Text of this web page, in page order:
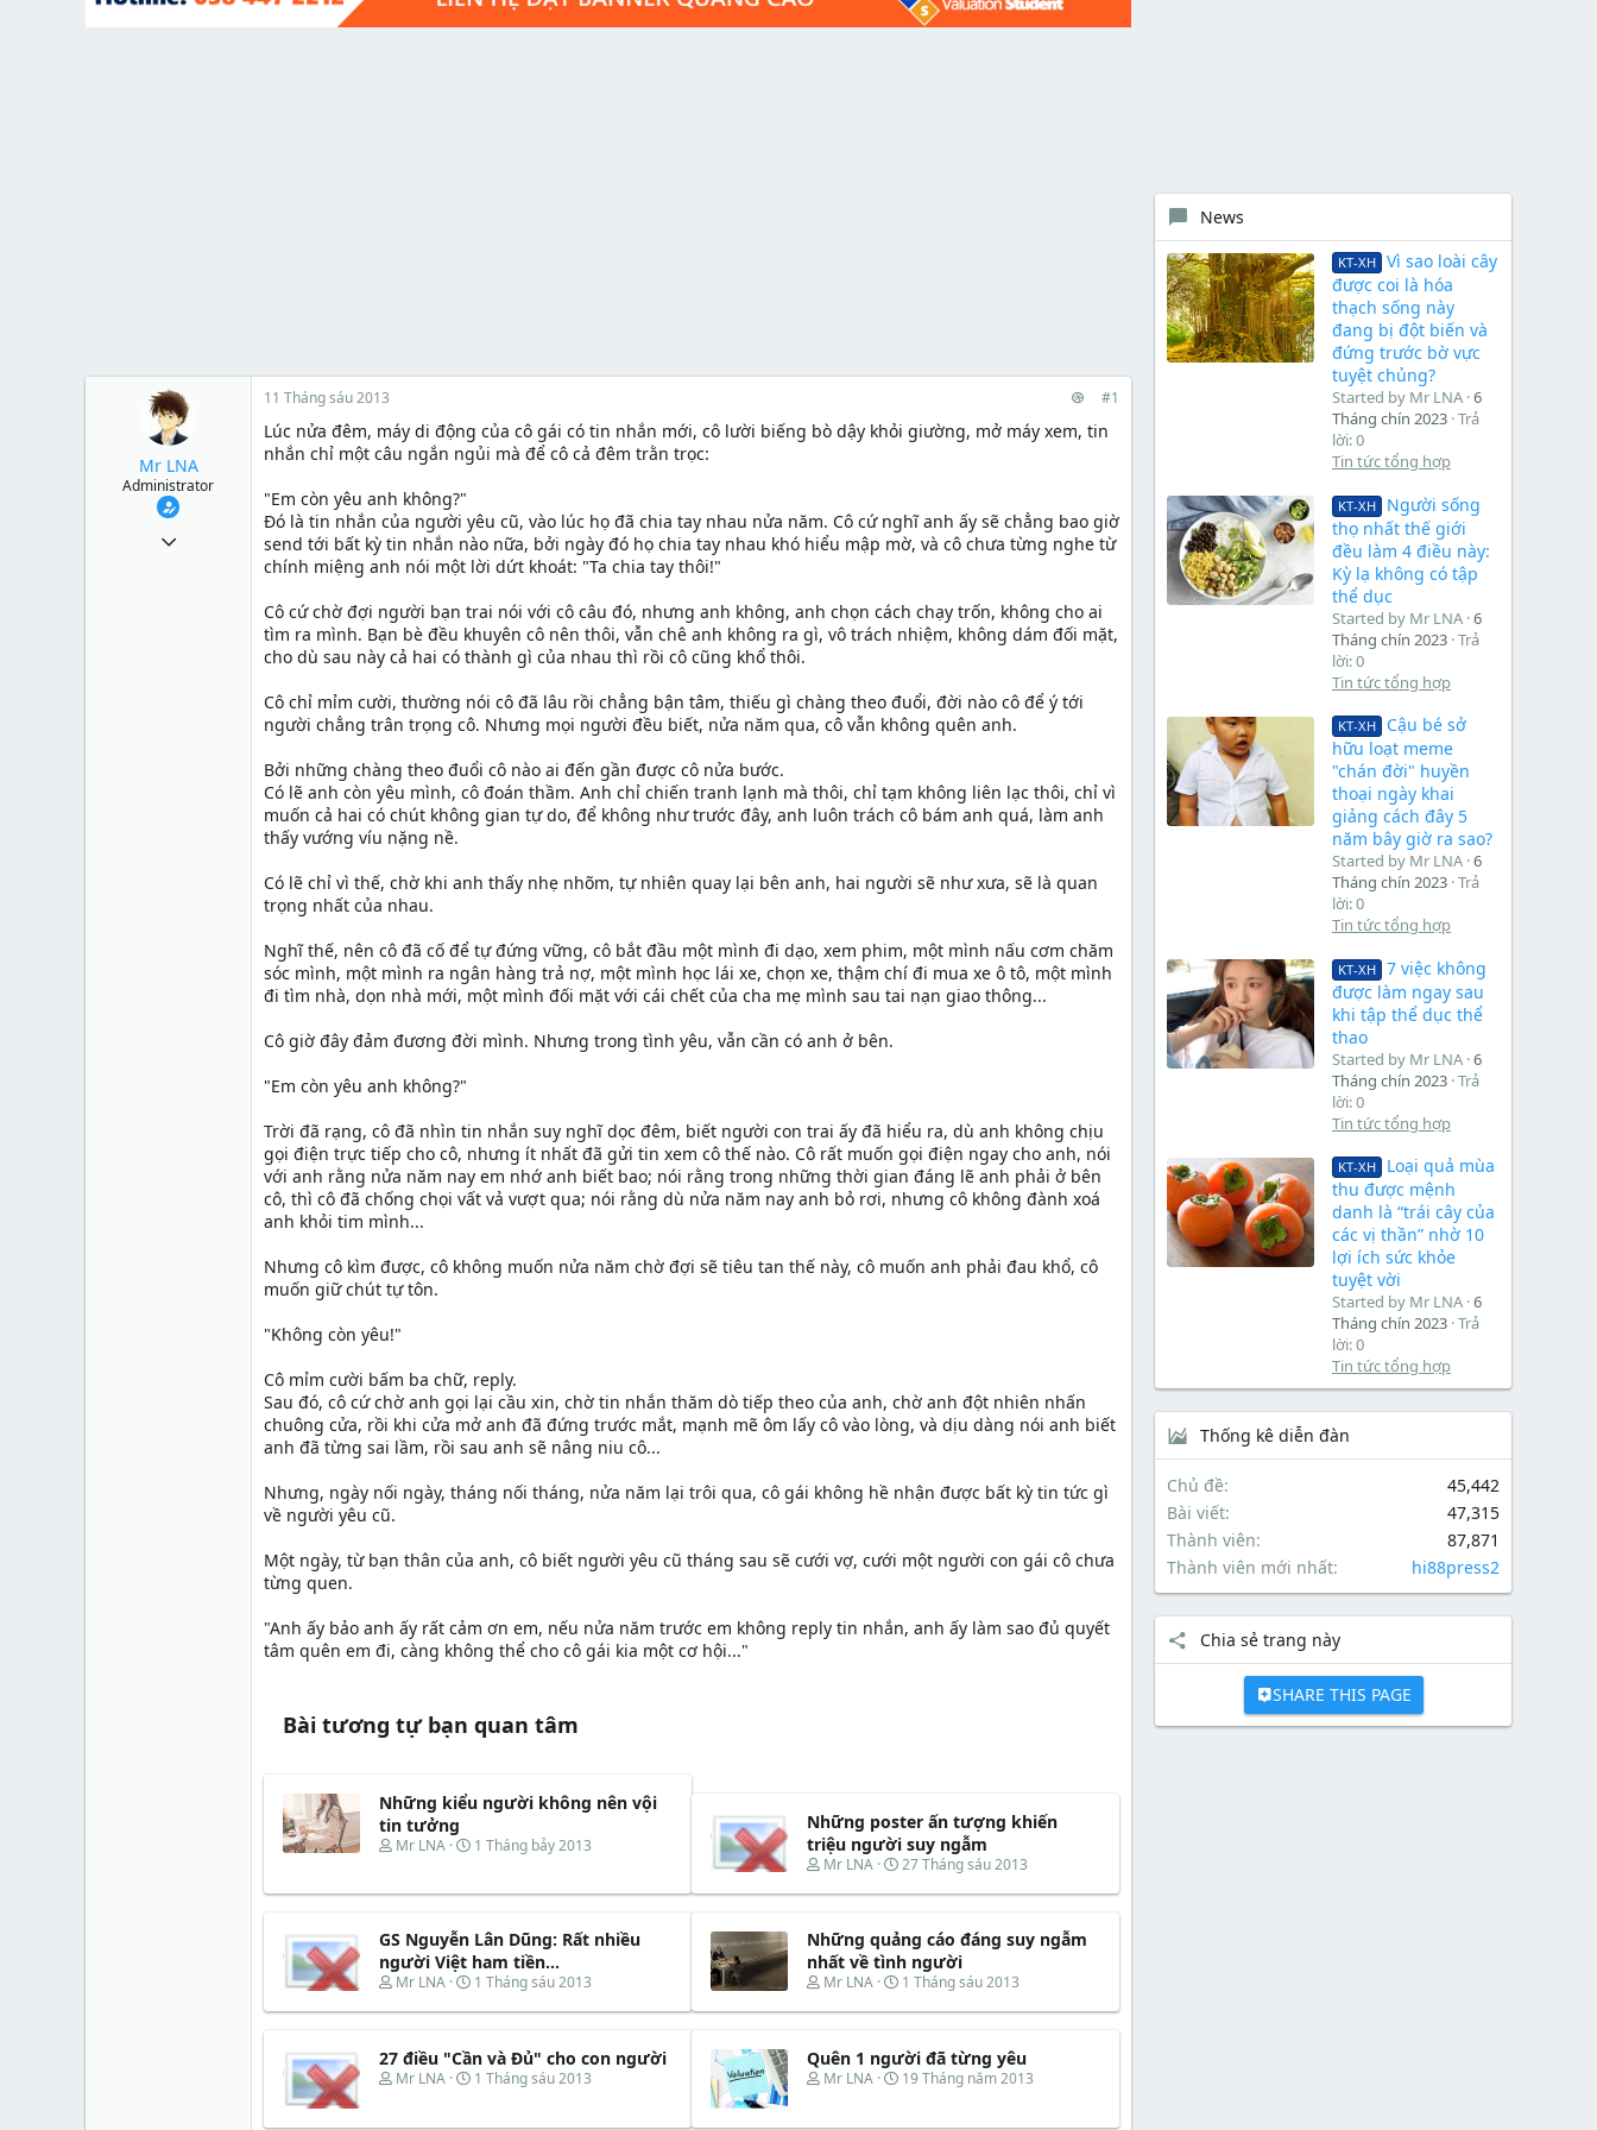
t
Mr LNA
Administrator
11 Tháng sáu 2013 #1
Lúc nửa đêm, máy di động của cô gái có tin nhắn mới, cô lười biếng bò dậy khỏi giường, mở máy xem, tin
nhắn chỉ một câu ngắn ngủi mà để cô cả đêm trằn trọc:
"Em còn yêu anh không?"
Đó là tin nhắn của người yêu cũ, vào lúc họ đã chia tay nhau nửa năm. Cô cứ nghĩ anh ấy sẽ chẳng bao giờ
send tới bất kỳ tin nhắn nào nữa, bởi ngày đó họ chia tay nhau khó hiểu mập mờ, và cô chưa từng nghe từ
chính miệng anh nói một lời dứt khoát: "Ta chia tay thôi!"
Cô cứ chờ đợi người bạn trai nói với cô câu đó, nhưng anh không, anh chọn cách chạy trốn, không cho ai
tìm ra mình. Bạn bè đều khuyên cô nên thôi, vẫn chê anh không ra gì, vô trách nhiệm, không dám đối mặt,
cho dù sau này cả hai có thành gì của nhau thì rồi cô cũng khổ thôi.
Cô chỉ mỉm cười, thường nói cô đã lâu rồi chẳng bận tâm, thiếu gì chàng theo đuổi, đời nào cô để ý tới
người chẳng trân trọng cô. Nhưng mọi người đều biết, nửa năm qua, cô vẫn không quên anh.
Bởi những chàng theo đuổi cô nào ai đến gần được cô nửa bước.
Có lẽ anh còn yêu mình, cô đoán thầm. Anh chỉ chiến tranh lạnh mà thôi, chỉ tạm không liên lạc thôi, chỉ vì
muốn cả hai có chút không gian tự do, để không như trước đây, anh luôn trách cô bám anh quá, làm anh
thấy vướng víu nặng nề.
Có lẽ chỉ vì thế, chờ khi anh thấy nhẹ nhõm, tự nhiên quay lại bên anh, hai người sẽ như xưa, sẽ là quan
trọng nhất của nhau.
Nghĩ thế, nên cô đã cố để tự đứng vững, cô bắt đầu một mình đi dạo, xem phim, một mình nấu cơm chăm
sóc mình, một mình ra ngân hàng trả nợ, một mình học lái xe, chọn xe, thậm chí đi mua xe ô tô, một mình
đi tìm nhà, dọn nhà mới, một mình đối mặt với cái chết của cha mẹ mình sau tai nạn giao thông...
Cô giờ đây đảm đương đời mình. Nhưng trong tình yêu, vẫn cần có anh ở bên.
"Em còn yêu anh không?"
Trời đã rạng, cô đã nhìn tin nhắn suy nghĩ dọc đêm, biết người con trai ấy đã hiểu ra, dù anh không chịu
gọi điện trực tiếp cho cô, nhưng ít nhất đã gửi tin xem cô thế nào. Cô rất muốn gọi điện ngay cho anh, nói
với anh rằng nửa năm nay em nhớ anh biết bao; nói rằng trong những thời gian đáng lẽ anh phải ở bên
cô, thì cô đã chống chọi vất vả vượt qua; nói rằng dù nửa năm nay anh bỏ rơi, nhưng cô không đành xoá
anh khỏi tim mình...
Nhưng cô kìm được, cô không muốn nửa năm chờ đợi sẽ tiêu tan thế này, cô muốn anh phải đau khổ, cô
muốn giữ chút tự tôn.
"Không còn yêu!"
Cô mỉm cười bấm ba chữ, reply.
Sau đó, cô cứ chờ anh gọi lại cầu xin, chờ tin nhắn thăm dò tiếp theo của anh, chờ anh đột nhiên nhấn
chuông cửa, rồi khi cửa mở anh đã đứng trước mắt, mạnh mẽ ôm lấy cô vào lòng, và dịu dàng nói anh biết
anh đã từng sai lầm, rồi sau anh sẽ nâng niu cô...
Nhưng, ngày nối ngày, tháng nối tháng, nửa năm lại trôi qua, cô gái không hề nhận được bất kỳ tin tức gì
về người yêu cũ.
Một ngày, từ bạn thân của anh, cô biết người yêu cũ tháng sau sẽ cưới vợ, cưới một người con gái cô chưa
từng quen.
"Anh ấy bảo anh ấy rất cảm ơn em, nếu nửa năm trước em không reply tin nhắn, anh ấy làm sao đủ quyết
tâm quên em đi, càng không thể cho cô gái kia một cơ hội..."
Bài tương tự bạn quan tâm
Những kiểu người không nên vội
tin tưởng
T
e
d
s
t
r
e
r
Mr LNA
N
y
ắ
t
đ
u
1 Tháng bảy 2013
Những poster ấn tượng khiến
triệu người suy ngẫm
T
r
a
d
s
a
t
e
Mr LNA
N
à
b
ắ
t
ầ
27 Tháng sáu 2013
GS Nguyễn Lân Dũng: Rất nhiều
người Việt ham tiền...
T
r
a
d
Mr LNA
N
à
b
ắ
1 Tháng sáu 2013
Những quảng cáo đáng suy ngẫm
nhất về tình người
T
r
a
d
Mr LNA
N
à
b
ắ
1 Tháng sáu 2013
27 điều "Cần và Đủ" cho con người
T
Mr LNA
N1 Tháng sáu 2013
Quên 1 người đã từng yêu
T
Mr LNA
N
19 Tháng năm 2013
News
KT-XH
Vì sao loài cây
được coi là hóa
thạch sống này
đang bị đột biến và
đứng trước bờ vực
tuyệt chủng?
Started by Mr LNA 6
Tháng chín 2023 Trả
lời: 0
Tin tức tổng hợp
KT-XH
Người sống
thọ nhất thế giới
đều làm 4 điều này:
Kỳ lạ không có tập
thể dục
Started by Mr LNA 6
Tháng chín 2023 Trả
lời: 0
Tin tức tổng hợp
KT-XH
Cậu bé sở
hữu loạt meme
"chán đời" huyền
thoại ngày khai
giảng cách đây 5
năm bây giờ ra sao?
Started by Mr LNA 6
Tháng chín 2023 Trả
lời: 0
Tin tức tổng hợp
KT-XH
7 việc không
được làm ngay sau
khi tập thể dục thể
thao
Started by Mr LNA 6
Tháng chín 2023 Trả
lời: 0
Tin tức tổng hợp
KT-XH
Loại quả mùa
thu được mệnh
danh là “trái cây của
các vị thần” nhờ 10
lợi ích sức khỏe
tuyệt vời
Started by Mr LNA 6
Tháng chín 2023 Trả
lời: 0
Tin tức tổng hợp
Thống kê diễn đàn
Chủ đề
45,442
Bài viết
47,315
Thành viên
87,871
Thành viên mới nhất
hi88press2
Chia sẻ trang này
SHARE THIS PAGE